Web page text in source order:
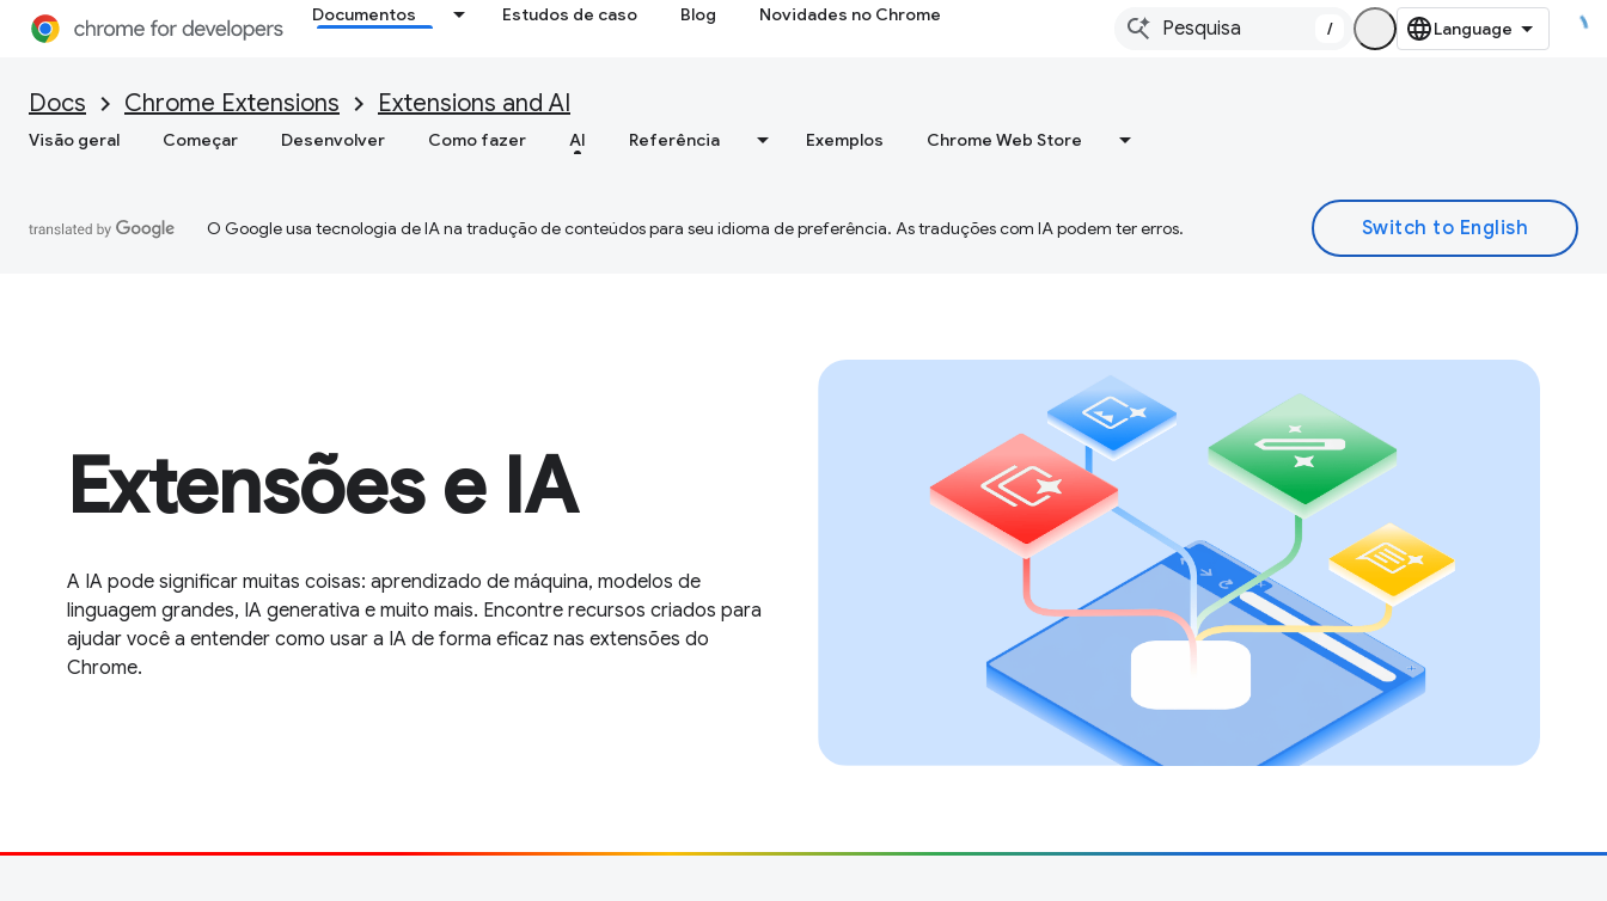
Documentos Estudos de caso Blog Novidades no Chrome
/
Docs Chrome Extensions Extensions and AI
Visão geral Começar Desenvolver Como fazer AI Referência Exemplos Chrome Web Store
O Google usa tecnologia de IA na tradução de conteúdos para seu idioma de preferência. As traduções com IA podem ter erros.
Extensões e IA
A IA pode significar muitas coisas: aprendizado de máquina, modelos de
linguagem grandes, IA generativa e muito mais. Encontre recursos criados para
ajudar você a entender como usar a IA de forma eficaz nas extensões do
Chrome.